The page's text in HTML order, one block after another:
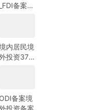
_FDI备案指
圈
内居民境
投资37
ODI备案境
投资备案